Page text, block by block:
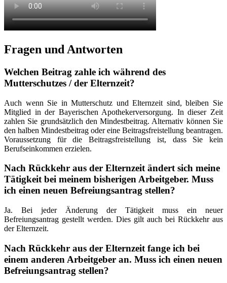
Fragen und Antworten
Welchen Beitrag zahle ich während des
Mutterschutzes / der Elternzeit?
Auch wenn Sie in Mutterschutz und Elternzeit sind, bleiben Sie
Mitglied in der Bayerischen Apothekerversorgung. In dieser Zeit
zahlen Sie grundsätzlich den Mindestbeitrag. Alternativ können Sie
den halben Mindestbeitrag oder eine Beitragsfreistellung beantragen.
Voraussetzung für die Beitragsfreistellung ist, dass Sie kein
Berufseinkommen erzielen.
Nach Rückkehr aus der Elternzeit ändert sich meine
Tätigkeit bei meinem bisherigen Arbeitgeber. Muss
ich einen neuen Befreiungsantrag stellen?
Ja. Bei jeder Änderung der Tätigkeit muss ein neuer
Befreiungsantrag gestellt werden. Dies gilt auch bei Rückkehr aus
der Elternzeit.
Nach Rückkehr aus der Elternzeit fange ich bei
einem anderen Arbeitgeber an. Muss ich einen neuen
Befreiungsantrag stellen?